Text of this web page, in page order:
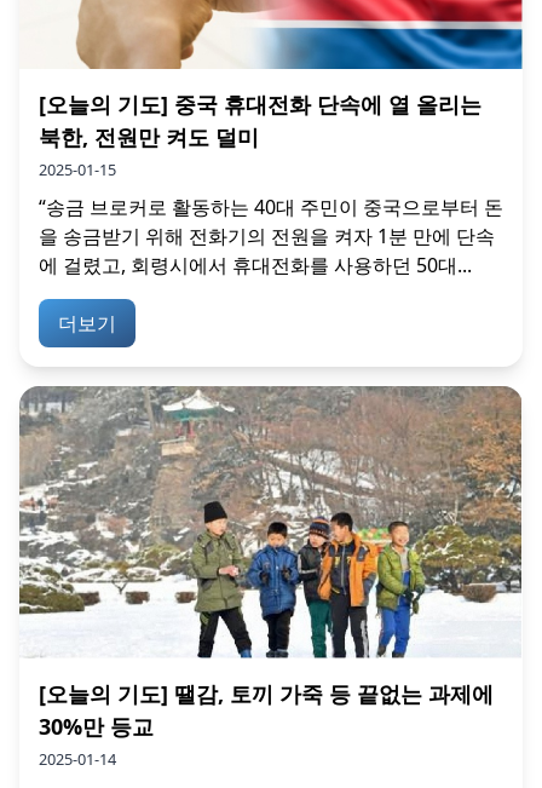
[오늘의 기도] 중국 휴대전화 단속에 열 올리는
북한, 전원만 켜도 덜미
2025-01-15
“송금 브로커로 활동하는 40대 주민이 중국으로부터 돈
을 송금받기 위해 전화기의 전원을 켜자 1분 만에 단속
에 걸렸고, 회령시에서 휴대전화를 사용하던 50대...
더보기
[오늘의 기도] 땔감, 토끼 가죽 등 끝없는 과제에
30%만 등교
2025-01-14